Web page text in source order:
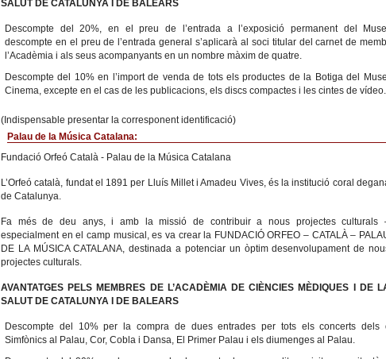
SALUT DE CATALUNYA I DE BALEARS
Descompte del 20%, en el preu de l’entrada a l’exposició permanent del
descompte en el preu de l’entrada general s’aplicarà al soci titular del carnet de
l’Acadèmia i als seus acompanyants en un nombre màxim de quatre.
Descompte del 10% en l’import de venda de tots els productes de la Botiga del
Cinema, excepte en el cas de les publicacions, els discs compactes i les cintes de vídeo.
(Indispensable presentar la corresponent identificació)
Palau de la Música Catalana:
Fundació Orfeó Català - Palau de la Música Catalana
L’Orfeó català, fundat el 1891 per Lluís Millet i Amadeu Vives, és la institució coral
de Catalunya.
Fa més de deu anys, i amb la missió de contribuir a nous projectes culturals
especialment en el camp musical, es va crear la FUNDACIÓ ORFEO – CATALÀ –
DE LA MÚSICA CATALANA, destinada a potenciar un òptim desenvolupament de
projectes culturals.
AVANTATGES PELS MEMBRES DE L’ACADÈMIA DE CIÈNCIES MÈDIQUES I DE
SALUT DE CATALUNYA I DE BALEARS
Descompte del 10% per la compra de dues entrades per tots els concerts dels
Simfònics al Palau, Cor, Cobla i Dansa, El Primer Palau i els diumenges al Palau.